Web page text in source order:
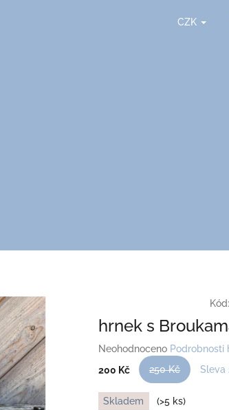
CZK
Kód:
hrnek s
Průměrné
hodnocení
produktu
je
0,0
Neohodnoceno Podrobnosti
200 Kč
250 Kč
Sleva
Měrná
cena:
Skladem
(>5 ks)